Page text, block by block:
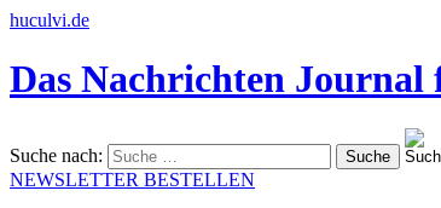
huculvi.de
Das Nachrichten
Suche nach:
NEWSLETTER BESTELLEN